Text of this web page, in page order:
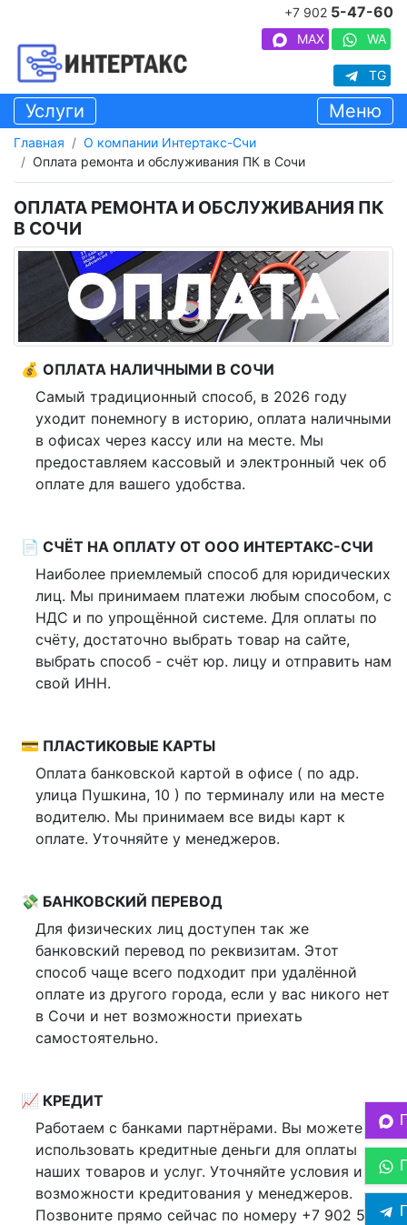
+7 902 5-47-60
MAX WA
TG
Услуги Меню
Главная
О компании Интертакс-Счи
Оплата ремонта и обслуживания ПК в Сочи
ОПЛАТА РЕМОНТА И ОБСЛУЖИВАНИЯ ПК
В СОЧИ
💰 ОПЛАТА НАЛИЧНЫМИ В СОЧИ
Самый традиционный способ, в 2026 году
уходит понемногу в историю, оплата наличными
в офисах через кассу или на месте. Мы
предоставляем кассовый и электронный чек об
оплате для вашего удобства.
📄 СЧЁТ НА ОПЛАТУ ОТ ООО ИНТЕРТАКС-СЧИ
Наиболее приемлемый способ для юридических
лиц. Мы принимаем платежи любым способом, с
НДС и по упрощённой системе. Для оплаты по
счёту, достаточно выбрать товар на сайте,
выбрать способ - счёт юр. лицу и отправить нам
свой ИНН.
💳 ПЛАСТИКОВЫЕ КАРТЫ
Оплата банковской картой в офисе ( по адр.
улица Пушкина, 10 ) по терминалу или на месте
водителю. Мы принимаем все виды карт к
оплате. Уточняйте у менеджеров.
💸 БАНКОВСКИЙ ПЕРЕВОД
Для физических лиц доступен так же
банковский перевод по реквизитам. Этот
способ чаще всего подходит при удалённой
оплате из другого города, если у вас никого нет
в Сочи и нет возможности приехать
самостоятельно.
📈 КРЕДИТ
Работаем с банками партнёрами. Вы можете
использовать кредитные деньги для оплаты
наших товаров и услуг. Уточняйте условия и
возможности кредитования у менеджеров.
Позвоните прямо сейчас по номеру +7 902 5-